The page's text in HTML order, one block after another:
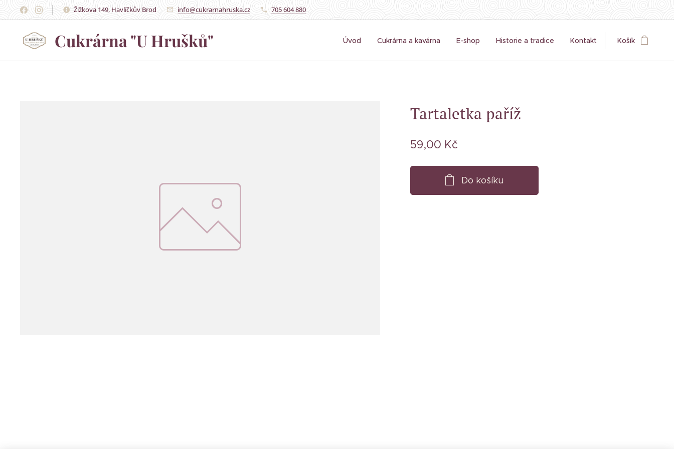
Žižkova 149, Havlíčkův Brod info@cukrarnahruska.cz 705 604 880
Cukrárna "U Hrušků"
Úvod Cukrárna a kavárna E-shop Historie a tradice Kontakt Košík
Tartaletka paříž
59,00 Kč
Do košíku